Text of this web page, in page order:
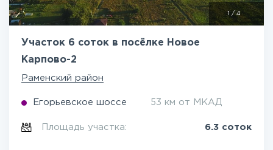
/4
Участок 6 соток в посёлке Новое
Карпово-2
Раменский район
Егорьевское шоссе 53 км от МКАД
Площадь участка: 6.3 соток